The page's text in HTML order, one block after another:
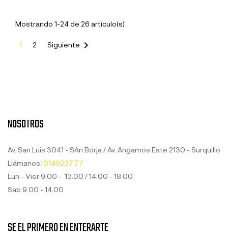
Mostrando 1-24 de 26 artículo(s)
1 2 Siguiente 
NOSOTROS
Av. San Luis 3041 - SAn Borja / Av. Angamos Este 2130 - Surquillo
Llámanos: 014923777
Lun - Vier 9.00 - 13.00 / 14.00 - 18.00
Sab 9.00 - 14.00
SE EL PRIMERO EN ENTERARTE